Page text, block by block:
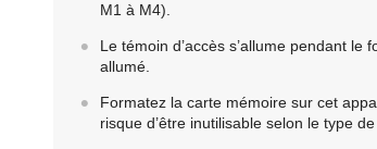
M1 à M4).
Le témoin d’accès s’allume pendant
allumé.
Formatez la carte mémoire sur cet
risque d’être inutilisable selon le type de